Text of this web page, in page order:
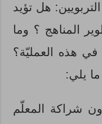
هل تؤيد
المناهج ؟ وما
في هذه العمليّة؟
ما يلي:
شراكة المعلّم